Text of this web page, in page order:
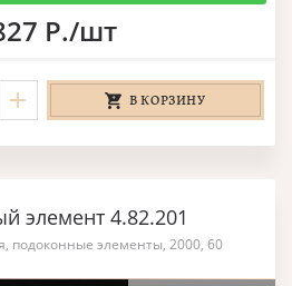
Р./шт
В КОРЗИНУ
элемент 4.82.201
подоконные элементы, 2000, 60